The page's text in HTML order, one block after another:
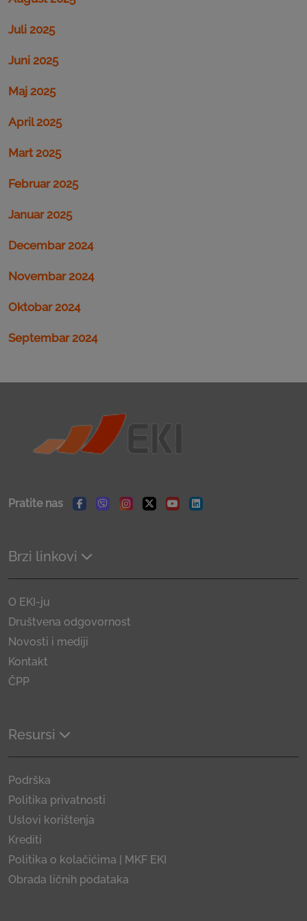
Juli 2025
Juni 2025
Maj 2025
April 2025
Mart 2025
Februar 2025
Januar 2025
Decembar 2024
Novembar 2024
Oktobar 2024
Septembar 2024
Pratite nas
Facebook
ViberInstagram
TwitterYoutubeLinkedin
Brzi linkovi
O EKI-ju
Društvena odgovornost
Novosti i mediji
Kontakt
ČPP
Resursi
Podrška
Politika privatnosti
Uslovi korištenja
Krediti
Politika o kolačićima | MKF EKI
Obrada ličnih podataka